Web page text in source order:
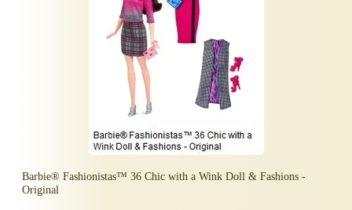
Barbie® Fashionistas™ 36 Chic with a Wink Doll & Fashions -
Original